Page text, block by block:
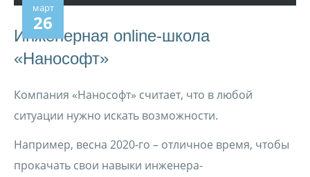
март
26
Инженерная online-школа
«Нанософт»
Компания «Нанософт» считает, что в любой
ситуации нужно искать возможности.
Например, весна 2020-го – отличное время, чтобы
прокачать свои навыки инженера-